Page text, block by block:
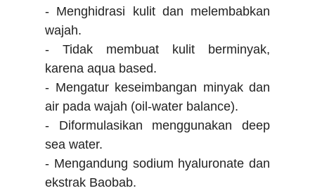
- Menghidrasi kulit dan melembabkan
wajah.
- Tidak membuat kulit berminyak,
karena aqua based.
- Mengatur keseimbangan minyak dan
air pada wajah (oil-water balance).
- Diformulasikan menggunakan deep
sea water.
- Mengandung sodium hyaluronate dan
ekstrak Baobab.